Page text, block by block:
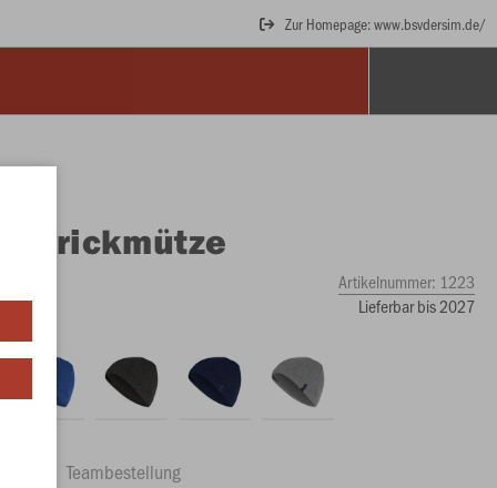
Zur Homepage: www.bsvdersim.de/
Strickmütze
Artikelnummer: 1223
Lieferbar bis 2027
Teambestellung